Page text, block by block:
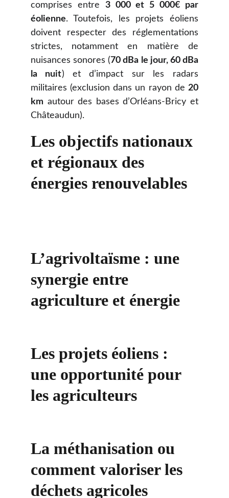
Les objectifs nationaux
et régionaux des
énergies renouvelables
L’agrivoltaïsme : une
synergie entre
agriculture et énergie
Les projets éoliens :
une opportunité pour
les agriculteurs
comprises entre 3 000 et 5 000€ par
éolienne. Toutefois, les projets éoliens
doivent respecter des réglementations
strictes, notamment en matière de
nuisances sonores (70 dBa le jour, 60 dBa
la nuit) et d’impact sur les radars
militaires (exclusion dans un rayon de 20
km autour des bases d’Orléans-Bricy et
Châteaudun).
La méthanisation ou
comment valoriser les
déchets agricoles